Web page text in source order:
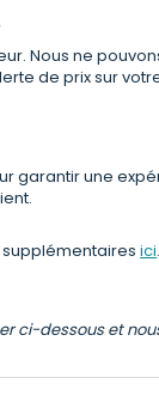
Nous ne
de prix sur
garantir une
supplémentairesici.
ci-dessous et